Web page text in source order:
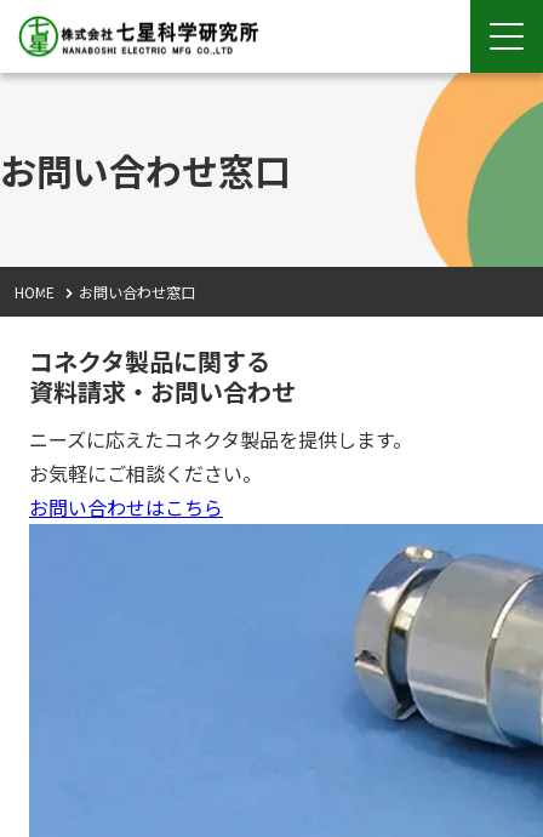
お問い合わせ窓口
HOME お問い合わせ窓口
コネクタ製品に関する
資料請求・お問い合わせ
ニーズに応えたコネクタ製品を提供します。
お気軽にご相談ください。
お問い合わせはこちら